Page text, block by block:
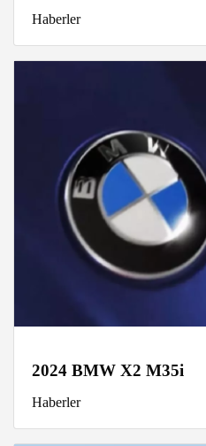
Haberler
2024 BMW X2 M35i
Haberler